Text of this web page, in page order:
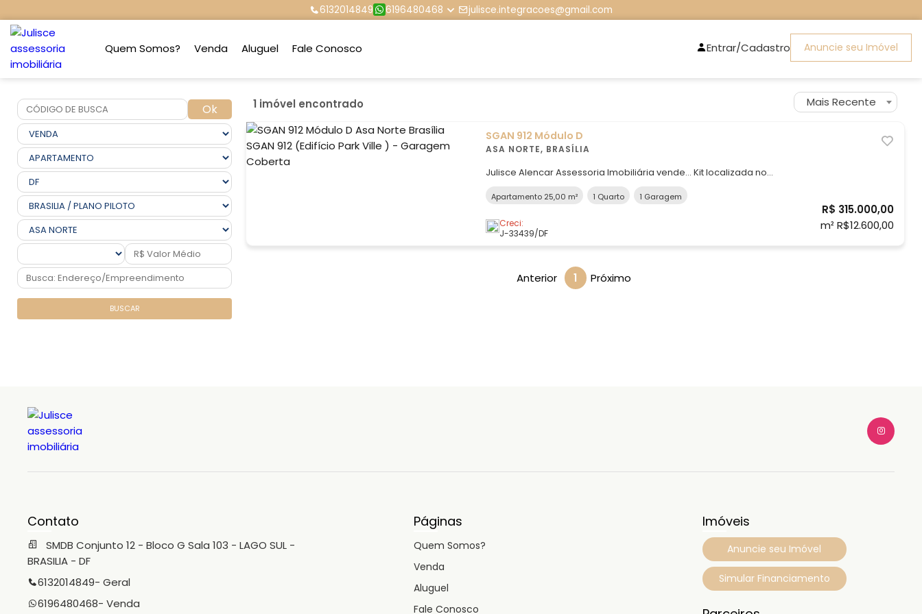
6132014849 6196480468 julisce.integracoes@gmail.com
Quem Somos? Venda Aluguel Fale Conosco Entrar/Cadastro Anuncie seu Imóvel
Ok
BUSCAR
1 imóvel encontrado Mais Recente
SGAN 912 Módulo D
ASA NORTE, BRASÍLIA
Julisce Alencar Assessoria Imobiliária vende… Kit localizada no
estratégicas da Asa Norte. Imóvel com vista privativa, sem
tranquilidade. Com excelente
Apartamento 25,00 m² 1 Quarto 1 Garagem
Creci:
J-33439/DF
R$ 315.000,00
m² R$12.600,00
Anterior 1 Próximo
Contato
SMDB Conjunto 12 - Bloco G Sala 103 - LAGO SUL -
BRASILIA - DF
6132014849- Geral
6196480468- Venda
Páginas
Quem Somos?
Venda
Aluguel
Fale Conosco
Imóveis
Anuncie seu Imóvel
Simular Financiamento